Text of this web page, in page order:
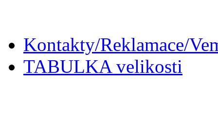
Kontakty/Reklamace/
TABULKA velikosti